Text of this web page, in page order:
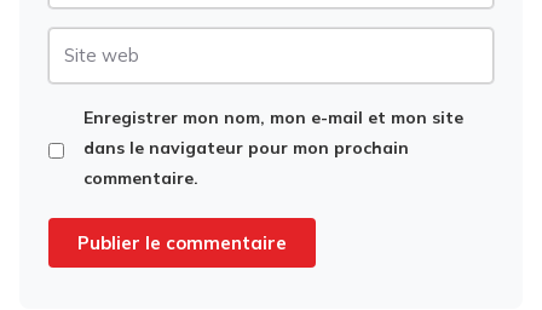
Enregistrer mon nom, mon e-mail et mon site
dans le navigateur pour mon prochain
commentaire.